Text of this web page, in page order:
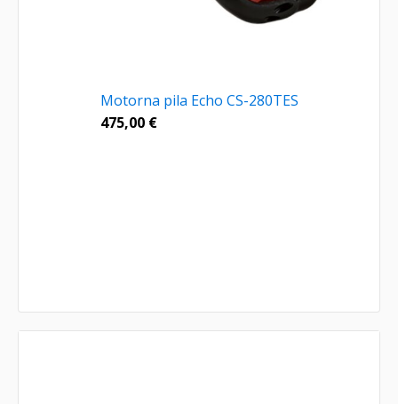
Motorna pila Echo CS-280TES
475,00 €